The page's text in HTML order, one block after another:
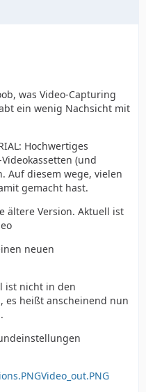
was Video-Capturing
ein wenig Nachsicht mit
Hochwertiges
(und
Auf diesem wege, vielen
gemacht hast.
ältere Version. Aktuell ist
neuen
ist nicht in den
es heißt anscheinend nun
Video_out.PNG